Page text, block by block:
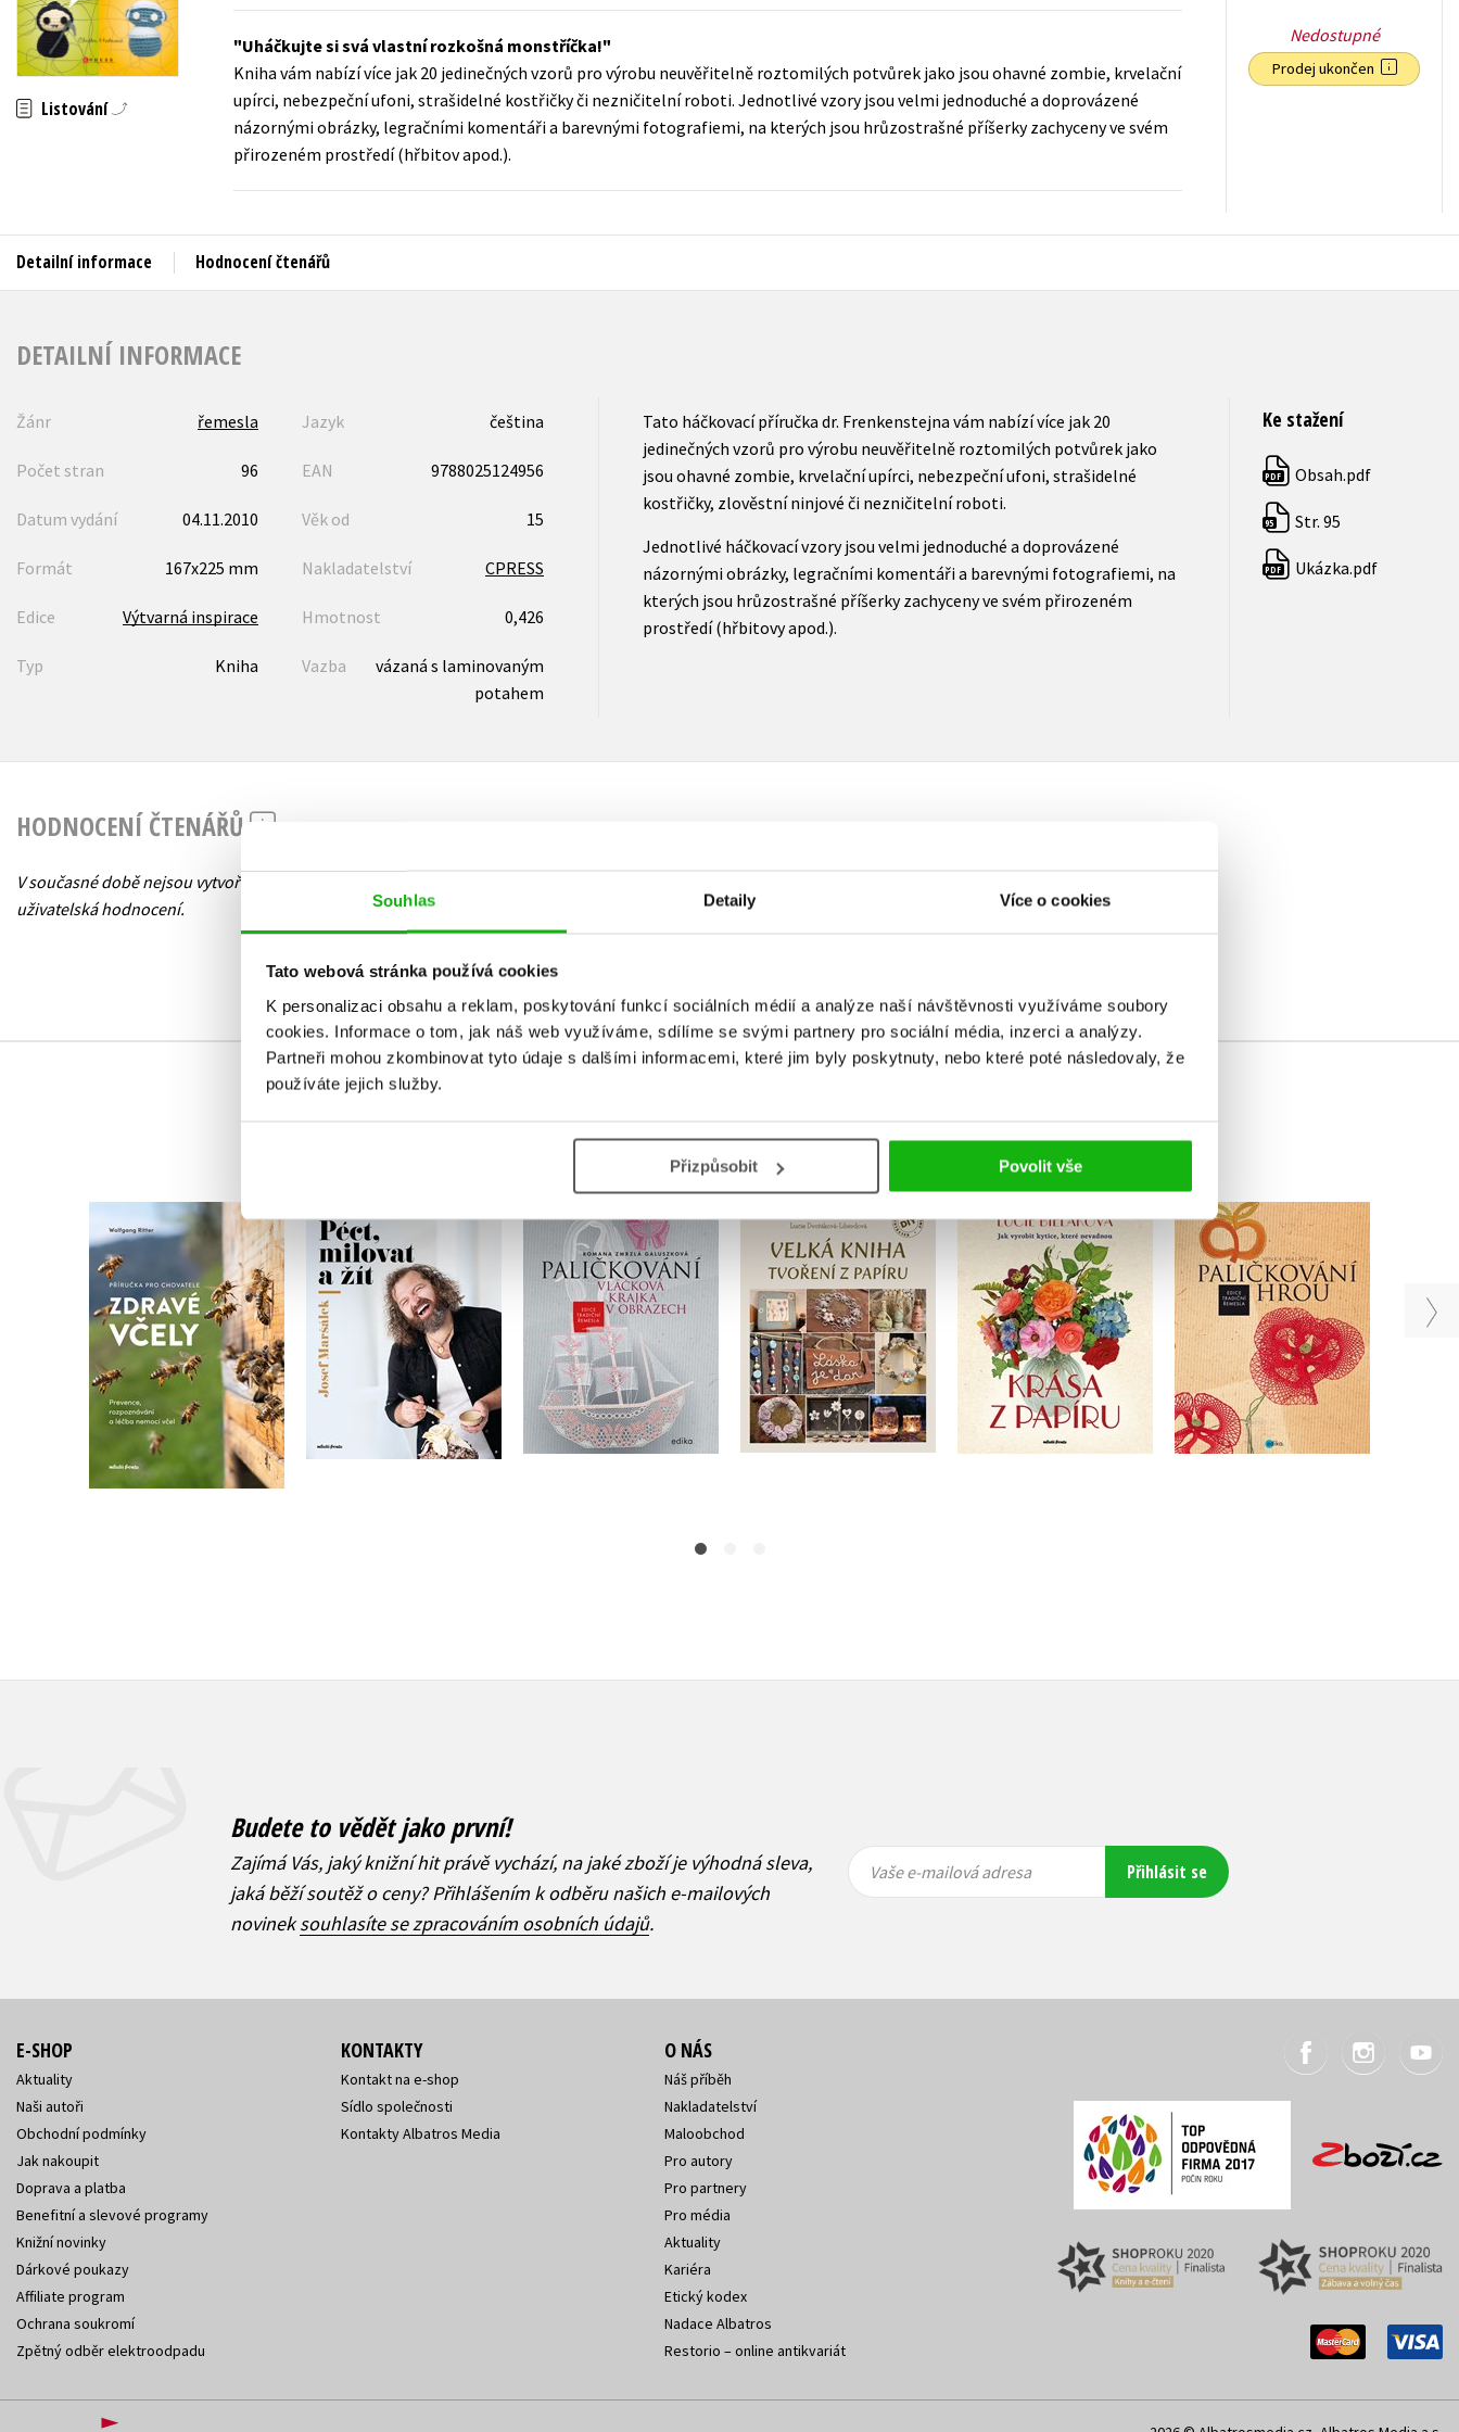
Souhlas Detaily Více o cookies
Tato webová stránka používá cookies
K personalizaci obsahu a reklam, poskytování funkcí sociálních médií a analýze naší návštěvnosti využíváme soubory
cookies. Informace o tom, jak náš web využíváme, sdílíme se svými partnery pro sociální média, inzerci a analýzy.
Partneři mohou zkombinovat tyto údaje s dalšími informacemi, které jim byly poskytnuty, nebo které poté následovaly, že
používáte jejich služby.
Přizpůsobit Povolit vše
Auto - moto
Beletrie pro děti
Jazyky
Kalendáře
Kariéra a osobní rozvoj
Komiks
Populárně - naučná pro dospělé
Populárně - naučné pro děti
Předškoláci
Příroda a zahrada
Zahraniční literatura
Zdraví a životní styl
Všechny tituly
Listování
Uháčkujte si svá vlastní rozkošná monstříčka!
Kniha vám nabízí více jak 20 jedinečných vzorů pro výrobu neuvěřitelně roztomilých potvůrek jako jsou ohavné zombie, krvelační
upírci, nebezpeční ufoni, strašidelné kostřičky či nezničitelní roboti. Jednotlivé vzory jsou velmi jednoduché a doprovázené
názornými obrázky, legračními komentáři a barevnými fotografiemi, na kterých jsou hrůzostrašné příšerky zachyceny ve svém
přirozeném prostředí (hřbitov apod.).
Nedostupné
Prodej ukončen
Detailní informace Hodnocení čtenářů
DETAILNÍ INFORMACE
Žánr řemesla Jazyk čeština
Počet stran 96 EAN 9788025124956
Datum vydání 04.11.2010 Věk od 15
Formát 167x225 mm Nakladatelství CPRESS
Edice Výtvarná inspirace Hmotnost 0,426
Typ Kniha Vazba
vázaná s laminovaným
potahem
Tato háčkovací příručka dr. Frenkenstejna vám ­nabízí více jak 20
jedinečných vzorů pro výrobu neuvěřitelně roztomilých potvůrek jako
jsou ohavné zombie, krvelační upírci, nebezpeční ufoni, strašidelné
kostřičky, zlověstní ninjové či nezničitelní roboti.
Jednotlivé háčkovací vzory jsou velmi jednoduché a doprovázené
názornými obrázky, legračními komentáři a barevnými fotografiemi, na
kterých jsou hrůzostrašné příšerky zachyceny ve svém přirozeném
prostředí (hřbitovy apod.).
Ke stažení
PDF Obsah.pdf
95 Str. 95
PDF Ukázka.pdf
HODNOCENÍ ČTENÁŘŮ
V současné době nejsou vytvořena žádná
uživatelská hodnocení.
Zdravé včely - příručka
chovatele
Wolfgang Ritter
Do košíku
499 Kč
399 Kč
Péct, milovat a žít
Josef Maršálek
Do košíku
549 Kč
439 Kč
Paličkování. Vláčková
krajka v obrazech
Romana Zmrzlá
Galuszková
Do košíku
Velká kniha tvoření z
papíru
Lucie Dvořáková-
Liberdová
Do košíku
Krása z papíru
Lucie Bielaková
Do košíku
399 Kč
Paličkování hrou
Lenka Malátová
Do košíku
499 Kč
399 Kč
Budete to vědět jako první!
Zajímá Vás, jaký knižní hit právě vychází, na jaké zboží je výhodná sleva,
jaká běží soutěž o ceny? Přihlášením k odběru našich e-mailových
novineksouhlasíte se zpracováním osobních údajů.
mailová
mailová
Vaše e-mailová adresa Přihlásit se
E-SHOP
Aktuality
Naši autoři
Obchodní podmínky
Jak nakoupit
Doprava a platba
Benefitní a slevové programy
Knižní novinky
Dárkové poukazy
Affiliate program
Ochrana soukromí
Zpětný odběr elektroodpadu
KONTAKTY
Kontakt na e-shop
Sídlo společnosti
Kontakty Albatros Media
O NÁS
Náš příběh
Nakladatelství
Maloobchod
Pro autory
Pro partnery
Pro média
Aktuality
Kariéra
Etický kodex
Nadace Albatros
Restorio – online antikvariát